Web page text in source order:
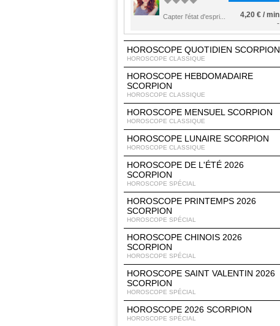
Capter l'état d'espri...
4,20 € / min
-
HOROSCOPE QUOTIDIEN SCORPION
HOROSCOPE CLASSIQUE
HOROSCOPE HEBDOMADAIRE
SCORPION
HOROSCOPE CLASSIQUE
HOROSCOPE MENSUEL SCORPION
HOROSCOPE CLASSIQUE
HOROSCOPE LUNAIRE SCORPION
HOROSCOPE CLASSIQUE
HOROSCOPE DE L'ÉTÉ 2026
SCORPION
HOROSCOPE SPÉCIAL
HOROSCOPE PRINTEMPS 2026
SCORPION
HOROSCOPE SPÉCIAL
HOROSCOPE CHINOIS 2026
SCORPION
HOROSCOPE SPÉCIAL
HOROSCOPE SAINT VALENTIN 2026
SCORPION
HOROSCOPE SPÉCIAL
HOROSCOPE 2026 SCORPION
HOROSCOPE SPÉCIAL